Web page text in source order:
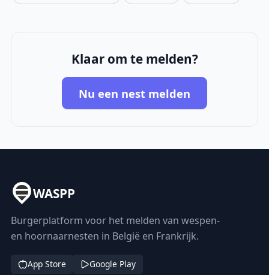
Klaar om te melden?
Nu een nest melden
WASPP
Burgerplatform voor het melden van wespen-
en hoornaarnesten in België en Frankrijk.
App Store Google Play